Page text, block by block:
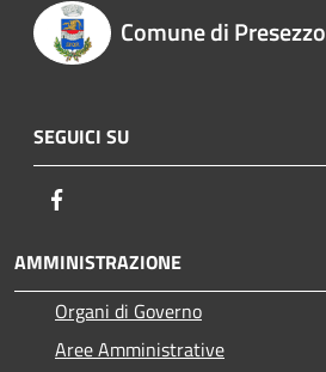
Comune di Presezzo
SEGUICI SU
AMMINISTRAZIONE
Organi di Governo
Aree Amministrative